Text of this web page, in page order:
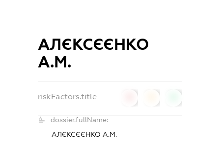
АЛЄКСЄЄНКО
А.М.
riskFactors.title
dossier.fullName:
АЛЄКСЄЄНКО А.М.